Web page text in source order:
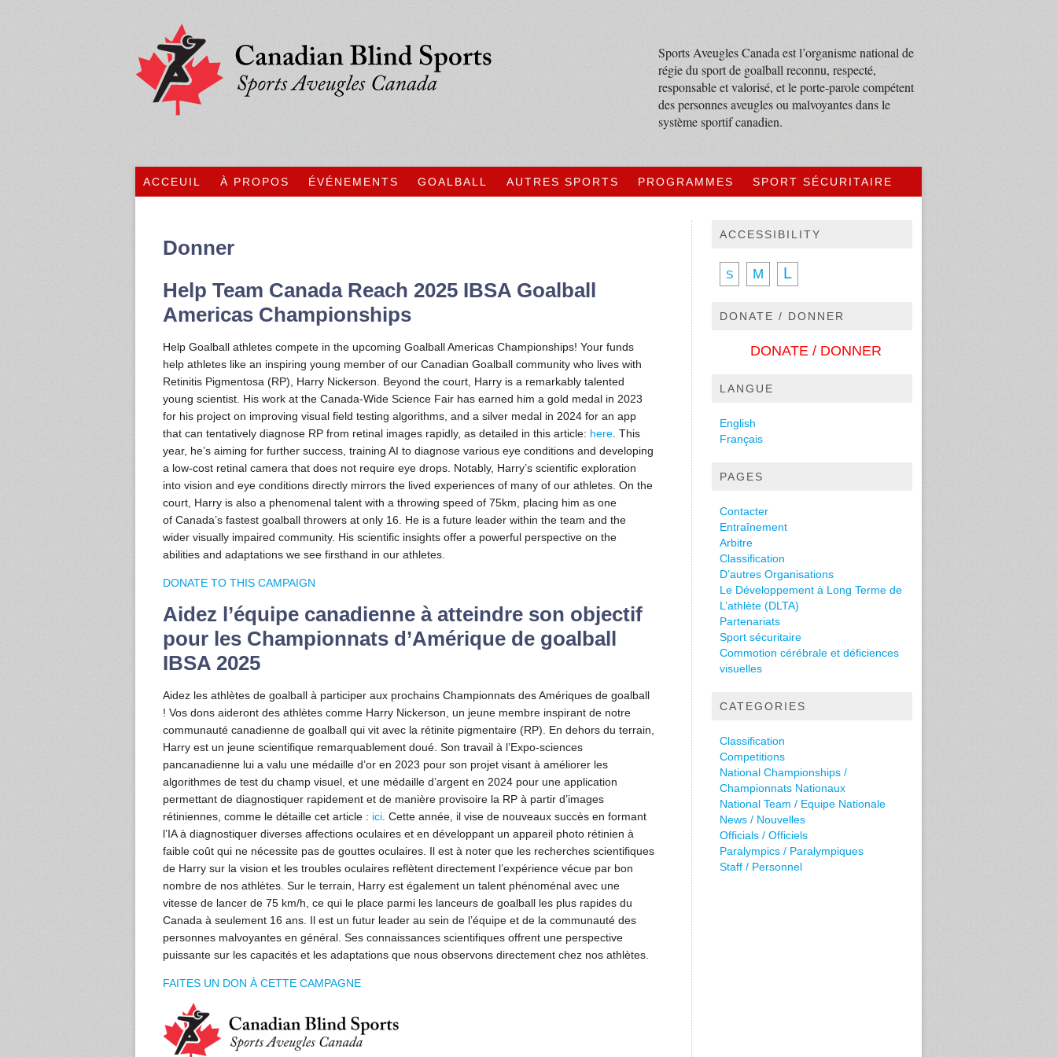
Sports Aveugles Canada est l’organisme national de
régie du sport de goalball reconnu, respecté,
responsable et valorisé, et le porte-parole compétent
des personnes aveugles ou malvoyantes dans le
système sportif canadien.
ACCEUIL À PROPOS ÉVÉNEMENTS GOALBALL AUTRES SPORTS PROGRAMMES SPORT SÉCURITAIRE
Donner
Help Team Canada Reach 2025 IBSA Goalball
Americas Championships
Help Goalball athletes compete in the upcoming Goalball Americas Championships! Your funds
help athletes like an inspiring young member of our Canadian Goalball community who lives with
Retinitis Pigmentosa (RP), Harry Nickerson. Beyond the court, Harry is a remarkably talented
young scientist. His work at the Canada-Wide Science Fair has earned him a gold medal in 2023
for his project on improving visual field testing algorithms, and a silver medal in 2024 for an app
that can tentatively diagnose RP from retinal images rapidly, as detailed in this article: here . This
year, he’s aiming for further success, training AI to diagnose various eye conditions and developing
a low-cost retinal camera that does not require eye drops. Notably, Harry’s scientific exploration
into vision and eye conditions directly mirrors the lived experiences of many of our athletes. On the
court, Harry is also a phenomenal talent with a throwing speed of 75km, placing him as one
of Canada’s fastest goalball throwers at only 16. He is a future leader within the team and the
wider visually impaired community. His scientific insights offer a powerful perspective on the
abilities and adaptations we see firsthand in our athletes.
DONATE TO THIS CAMPAIGN
Aidez l’équipe canadienne à atteindre son objectif
pour les Championnats d’Amérique de goalball
IBSA 2025
Aidez les athlètes de goalball à participer aux prochains Championnats des Amériques de goalball
! Vos dons aideront des athlètes comme Harry Nickerson, un jeune membre inspirant de notre
communauté canadienne de goalball qui vit avec la rétinite pigmentaire (RP). En dehors du terrain,
Harry est un jeune scientifique remarquablement doué. Son travail à l’Expo-sciences
pancanadienne lui a valu une médaille d’or en 2023 pour son projet visant à améliorer les
algorithmes de test du champ visuel, et une médaille d’argent en 2024 pour une application
permettant de diagnostiquer rapidement et de manière provisoire la RP à partir d’images
rétiniennes, comme le détaille cet article : ici . Cette année, il vise de nouveaux succès en formant
l’IA à diagnostiquer diverses affections oculaires et en développant un appareil photo rétinien à
faible coût qui ne nécessite pas de gouttes oculaires. Il est à noter que les recherches scientifiques
de Harry sur la vision et les troubles oculaires reflètent directement l’expérience vécue par bon
nombre de nos athlètes. Sur le terrain, Harry est également un talent phénoménal avec une
vitesse de lancer de 75 km/h, ce qui le place parmi les lanceurs de goalball les plus rapides du
Canada à seulement 16 ans. Il est un futur leader au sein de l’équipe et de la communauté des
personnes malvoyantes en général. Ses connaissances scientifiques offrent une perspective
puissante sur les capacités et les adaptations que nous observons directement chez nos athlètes.
FAITES UN DON À CETTE CAMPAGNE
ACCESSIBILITY
S M L
DONATE / DONNER
DONATE / DONNER
LANGUE
English
Français
PAGES
Contacter
Entraînement
Arbitre
Classification
D’autres Organisations
Le Développement à Long Terme de
L’athlète (DLTA)
Partenariats
Sport sécuritaire
Commotion cérébrale et déficiences
visuelles
CATEGORIES
Classification
Competitions
National Championships /
Championnats Nationaux
National Team / Equipe Nationale
News / Nouvelles
Officials / Officiels
Paralympics / Paralympiques
Staff / Personnel